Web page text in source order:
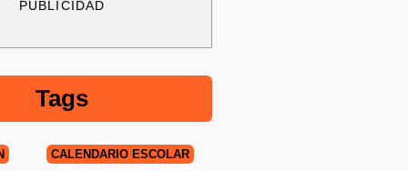
PUBLICIDAD
Tags
CALENDARIO ESCOLAR